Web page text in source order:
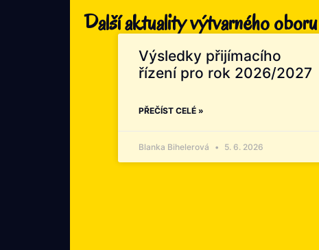
Další aktuality výtvarného oboru
Výsledky přijímacího
řízení pro rok 2026/2027
PŘEČÍST CELÉ »
Blanka Bihelerová 5. 6. 2026